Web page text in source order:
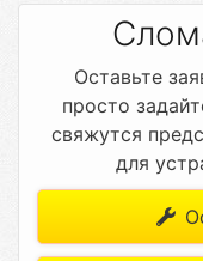
Оставьте
просто
свяжутся
для